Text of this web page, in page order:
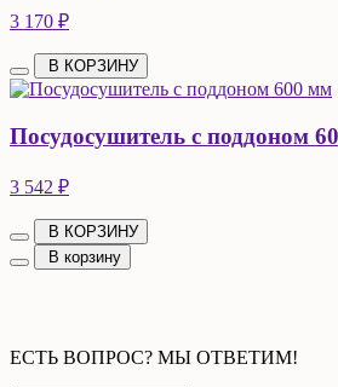
3 170 ₽
В КОРЗИНУ
Посудосушитель с поддоном
3 542 ₽
В КОРЗИНУ
В корзину
ЕСТЬ ВОПРОС? МЫ ОТВЕТИМ!